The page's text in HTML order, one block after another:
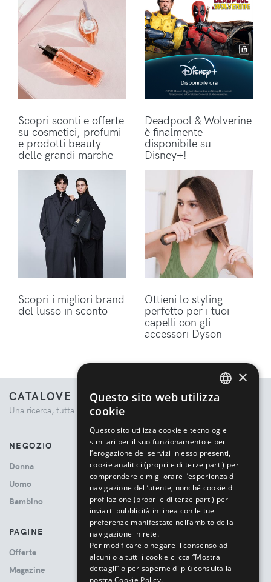
Scopri sconti e offerte
su cosmetici, profumi
e prodotti beauty
delle grandi marche
Deadpool & Wolverine
è finalmente
disponibile su
Disney+!
Scopri i migliori brand
del lusso in sconto
Ottieni lo styling
perfetto per i tuoi
capelli con gli
accessori Dyson
CATALOVE
Una ricerca, tutta la moda.
NEGOZIO
Donna
Uomo
Bambino
PAGINE
Offerte
Magazine
×
Questo sito web utilizza
cookie
Questo sito utilizza cookie e tecnologie
similari per il suo funzionamento e per
l’erogazione dei servizi in esso presenti,
cookie analitici (propri e di terze parti) per
comprendere e migliorare l’esperienza di
navigazione dell’utente, nonché cookie di
profilazione (propri e di terze parti) per
inviarti pubblicità in linea con le tue
preferenze manifestate nell’ambito della
navigazione in rete.
Per modificare o negare il consenso ad
alcuni o a tutti i cookie clicca “Mostra
dettagli” o per saperne di più consulta la
nostra Cookie Policy.